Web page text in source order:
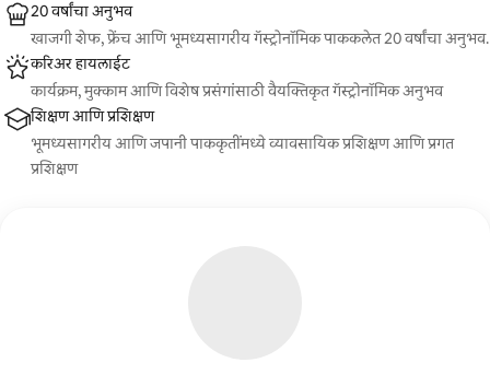
20 वर्षांचा अनुभव
खाजगी शेफ, फ्रेंच आणि भूमध्यसागरीय गॅस्ट्रोनॉमिक पाककलेत 20 वर्षांचा अनुभव.
करिअर हायलाईट
कार्यक्रम, मुक्काम आणि विशेष प्रसंगांसाठी वैयक्तिकृत गॅस्ट्रोनॉमिक अनुभव
शिक्षण आणि प्रशिक्षण
भूमध्यसागरीय आणि जपानी पाककृतींमध्ये व्यावसायिक प्रशिक्षण आणि प्रगत
प्रशिक्षण